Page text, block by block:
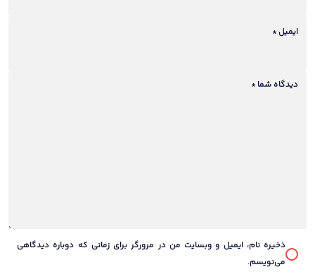
دیدگاه شما *
ایمیل *
ذخیره نام، ایمیل و وبسایت من در مرورگر برای زمانی که دوباره دیدگاهی
می‌نویسم.